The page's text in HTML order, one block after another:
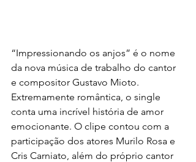
“Impressionando os anjos” é o nome
da nova música de trabalho do cantor
e compositor Gustavo Mioto.
Extremamente romântica, o single
conta uma incrível história de amor
emocionante. O clipe contou com a
participação dos atores Murilo Rosa e
Cris Carniato, além do próprio cantor